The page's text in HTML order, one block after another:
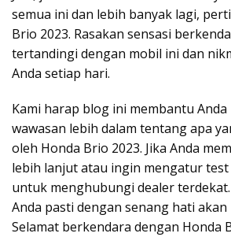
semua ini dan lebih banyak lagi,
Brio 2023. Rasakan sensasi
tertandingi dengan mobil ini dan
Anda setiap hari.
Kami harap blog ini membantu
wawasan lebih dalam tentang apa
oleh Honda Brio 2023. Jika Anda
lebih lanjut atau ingin mengatur
untuk menghubungi dealer
Anda pasti dengan senang hati akan
Selamat berkendara dengan Honda